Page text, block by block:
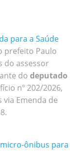
para a Saúde
prefeito Paulo
do assessor
do deputado
nº 202/2026,
Emenda de
ônibus para